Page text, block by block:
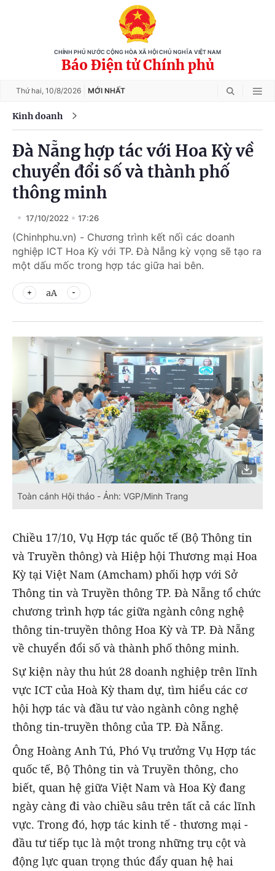
CHÍNH PHỦ NƯỚC CỘNG HÒA XÃ HỘI CHỦ NGHĨA VIỆT NAM
Báo Điện tử Chính phủ
Thứ hai, 10/8/2026 MỚI NHẤT
Kinh doanh
Đà Nẵng hợp tác với Hoa Kỳ về
chuyển đổi số và thành phố
thông minh
17/10/2022 17:26
(Chinhphu.vn) - Chương trình kết nối các doanh
nghiệp ICT Hoa Kỳ với TP. Đà Nẵng kỳ vọng sẽ tạo ra
một dấu mốc trong hợp tác giữa hai bên.
aA
Toàn cảnh Hội thảo - Ảnh: VGP/Minh Trang
Chiều 17/10, Vụ Hợp tác quốc tế (Bộ Thông tin
và Truyền thông) và Hiệp hội Thương mại Hoa
Kỳ tại Việt Nam (Amcham) phối hợp với Sở
Thông tin và Truyền thông TP. Đà Nẵng tổ chức
chương trình hợp tác giữa ngành công nghệ
thông tin-truyền thông Hoa Kỳ và TP. Đà Nẵng
về chuyển đổi số và thành phố thông minh.
Sự kiện này thu hút 28 doanh nghiệp trên lĩnh
vực ICT của Hoà Kỳ tham dự, tìm hiểu các cơ
hội hợp tác và đầu tư vào ngành công nghệ
thông tin-truyền thông của TP. Đà Nẵng.
Ông Hoàng Anh Tú, Phó Vụ trưởng Vụ Hợp tác
quốc tế, Bộ Thông tin và Truyền thông, cho
biết, quan hệ giữa Việt Nam và Hoa Kỳ đang
ngày càng đi vào chiều sâu trên tất cả các lĩnh
vực. Trong đó, hợp tác kinh tế - thương mại -
đầu tư tiếp tục là một trong những trụ cột và
động lực quan trọng thúc đẩy quan hệ hai